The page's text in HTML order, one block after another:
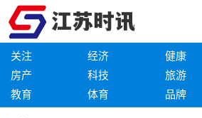
关注 经济 健康
房产
科技 旅游
教育
体育 品牌